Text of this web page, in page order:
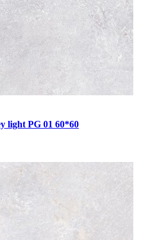
light PG 01 60*60